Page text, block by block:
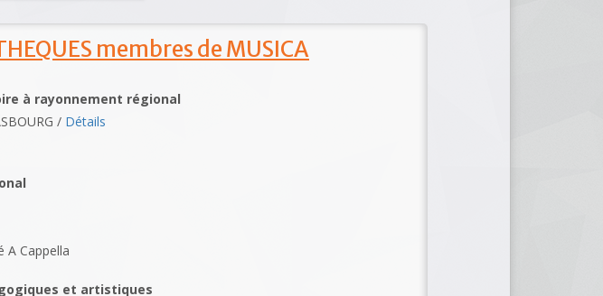
membres de MUSICA
à rayonnement régional
/ Détails
A Cappella
et artistiques